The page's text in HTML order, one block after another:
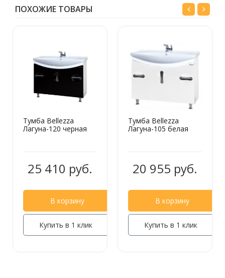
ПОХОЖИЕ ТОВАРЫ
Тумба Bellezza
Лагуна-120 черная
25 410 руб.
В корзину
Купить в 1 клик
Тумба Bellezza
Лагуна-105 белая
20 955 руб.
В корзину
Купить в 1 клик